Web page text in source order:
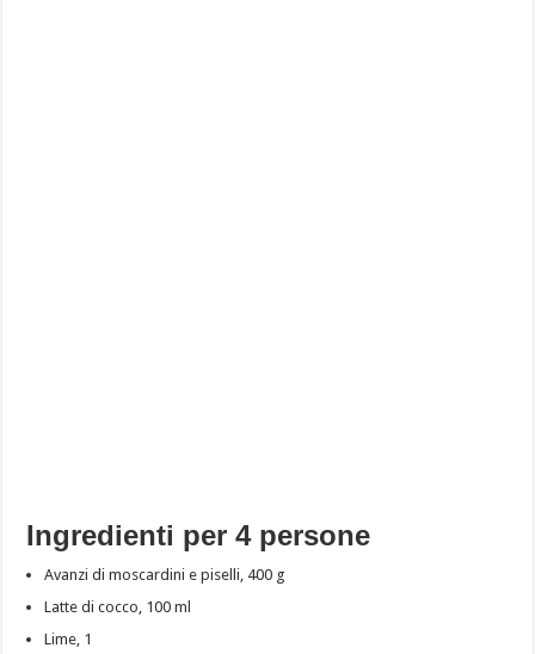
Ingredienti per 4 persone
Avanzi di moscardini e piselli, 400 g
Latte di cocco, 100 ml
Lime, 1